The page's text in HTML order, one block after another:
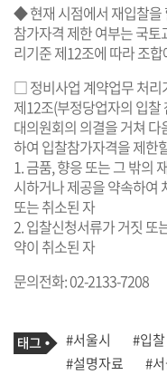
◆ 현재 시점에서 재입찰을
참가자격 제한 여부는 국
리기준 제12조에 따라 조
□ 정비사업 계약업무 처리
제12조(부정당업자의 입찰
대의원회의 의결을 거쳐
하여 입찰참가자격을 제한
1. 금품, 향응 또는 그 밖의
시하거나 제공을 약속하여
또는 취소된 자
2. 입찰신청서류가 거짓 또
약이 취소된 자
문의전화: 02-2133-7208
기
사
관
태
그
#서울시 #입찰
#설명자료
#